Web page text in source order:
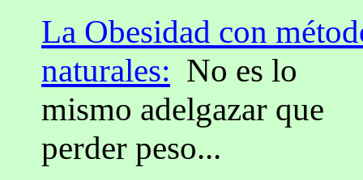
La Obesidad con
naturales: No es lo
mismo adelgazar que
perder peso...